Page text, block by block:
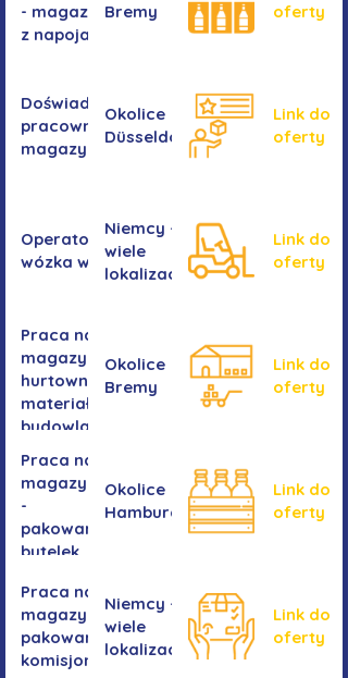
- magazyn
z napojami
Bremy
oferty
Doświadczony
pracownik/pracownica
magazynu
Okolice
Düsseldorf
Link do
oferty
Operator/operatorka
wózka widłowego
Niemcy -
wiele
lokalizacji
Link do
oferty
Praca na
magazynie -
hurtownia
materiałów
budowlanych
Okolice
Bremy
Link do
oferty
Praca na
magazynie
-
pakowanie
butelek
Okolice
Hamburga
Link do
oferty
Praca na
magazynie /
pakowanie /
komisjonowanie
Niemcy -
wiele
lokalizacji
Link do
oferty